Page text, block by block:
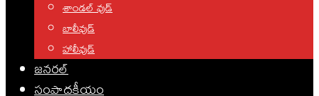
శాండల్ వుడ్
బాలీవుడ్
హాలీవుడ్
జనరల్
సంపాదకీయం